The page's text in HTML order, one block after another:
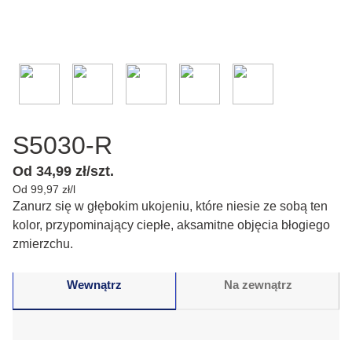
S5030-R
Od 34,99 zł/szt.
Od 99,97 zł/l
Zanurz się w głębokim ukojeniu, które niesie ze sobą ten
kolor, przypominający ciepłe, aksamitne objęcia błogiego
zmierzchu.
Wewnątrz Na zewnątrz